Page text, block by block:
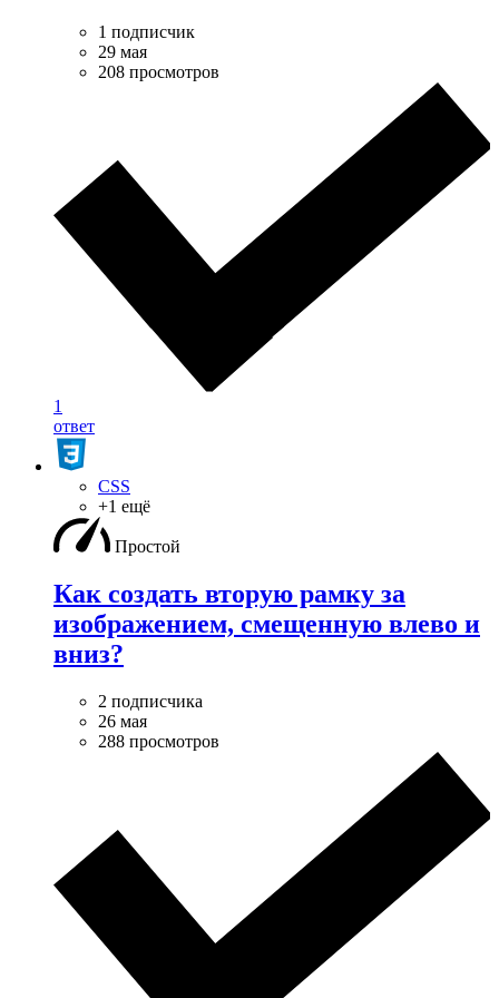
1 подписчик
29 мая
208 просмотров
1
ответ
CSS
+1 ещё
Простой
Как создать вторую рамку за
изображением, смещенную влево и
вниз?
2 подписчика
26 мая
288 просмотров